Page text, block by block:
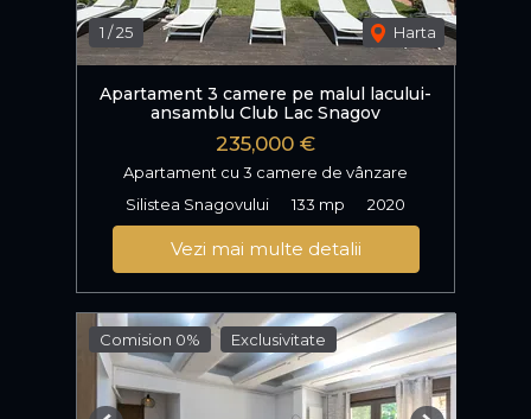
1 /25 Harta
Apartament 3 camere pe malul lacului-
ansamblu Club Lac Snagov
235,000 €
Apartament cu 3 camere de vânzare
Silistea Snagovului
133 mp 2020
Vezi mai multe detalii
Comision 0% Exclusivitate